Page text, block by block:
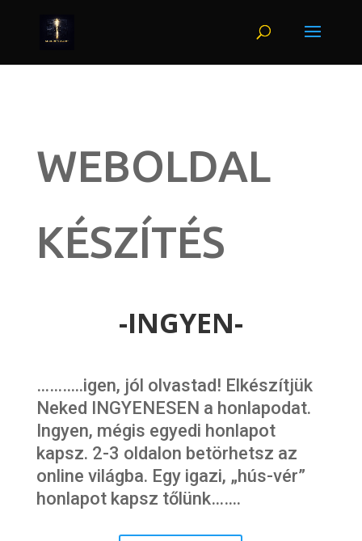
WEBOLDAL
KÉSZÍTÉS
-INGYEN-
………..igen, jól olvastad! Elkészítjük
Neked INGYENESEN a honlapodat.
Ingyen, mégis egyedi honlapot
kapsz. 2-3 oldalon betörhetsz az
online világba. Egy igazi, „hús-vér”
honlapot kapsz tőlünk…….